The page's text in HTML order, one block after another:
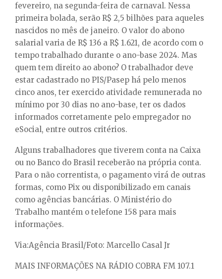
fevereiro, na segunda-feira de carnaval. Nessa
primeira bolada, serão R$ 2,5 bilhões para aqueles
nascidos no mês de janeiro. O valor do abono
salarial varia de R$ 136 a R$ 1.621, de acordo com o
tempo trabalhado durante o ano-base 2024. Mas
quem tem direito ao abono? O trabalhador deve
estar cadastrado no PIS/Pasep há pelo menos
cinco anos, ter exercido atividade remunerada no
mínimo por 30 dias no ano-base, ter os dados
informados corretamente pelo empregador no
eSocial, entre outros critérios.
Alguns trabalhadores que tiverem conta na Caixa
ou no Banco do Brasil receberão na própria conta.
Para o não correntista, o pagamento virá de outras
formas, como Pix ou disponibilizado em canais
como agências bancárias. O Ministério do
Trabalho mantém o telefone 158 para mais
informações.
Via:Agência Brasil/Foto: Marcello Casal Jr
MAIS INFORMAÇÕES NA RÁDIO COBRA FM 107.1